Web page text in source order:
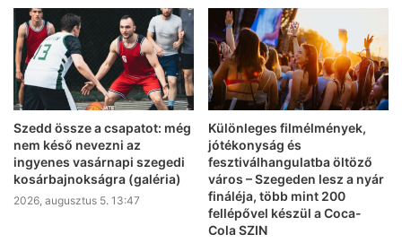
Szedd össze a csapatot: még
nem késő nevezni az
ingyenes vasárnapi szegedi
kosárbajnokságra (galéria)
2026, augusztus 5. 13:47
Különleges filmélmények,
jótékonyság és
fesztiválhangulatba öltöző
város – Szegeden lesz a nyár
fináléja, több mint 200
fellépővel készül a Coca-
Cola SZIN